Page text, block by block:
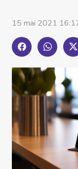
15 mai 2021